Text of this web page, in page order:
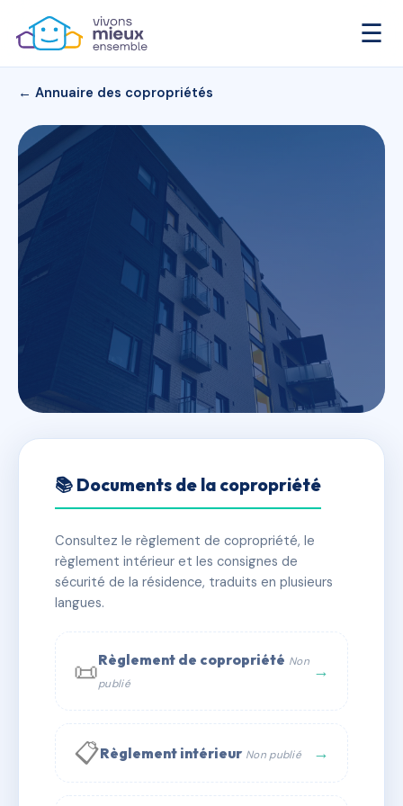
☰
← Annuaire des copropriétés
10 RUE ROUCHER
✓ Immatriculée 🏠 6 lots 🏗 1 bâtiment(s)
📞 Contacter Syndic Digital
📚 Documents de la copropriété
Consultez le règlement de copropriété, le
règlement intérieur et les consignes de
sécurité de la résidence, traduits en plusieurs
langues.
📜Règlement de copropriété Non
publié
→
📋Règlement intérieur Non publié →